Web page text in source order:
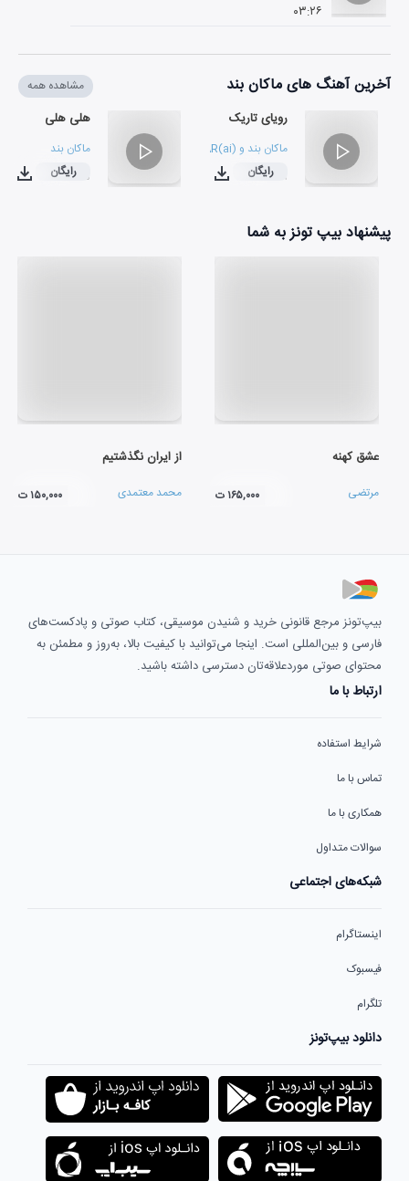
۰۳:۲۶
آخرین آهنگ های ماکان بند مشاهده همه
رویای تاریک
ماکان بند و X.AR(ai)
۰۳:۴۹
رایگان
هلی هلی
ماکان بند
۰۳:۱۵رایگان
پیشنهاد بیپ تونز به شما
عشق کهنه
مرتضی ۱۶۵,۰۰۰ ت
از ایران نگذشتیم
محمد معتمدی ۱۵۰,۰۰۰ ت
بیپ‌تونز مرجع قانونی خرید و شنیدن موسیقی، کتاب صوتی و پادکست‌های
فارسی و بین‌المللی است. اینجا می‌توانید با کیفیت بالا، به‌روز و مطمئن به
محتوای صوتی موردعلاقه‌تان دسترسی داشته باشید.
ارتباط با ما
شرایط استفاده
تماس با ما
همکاری با ما
سوالات متداول
شبکه‌های اجتماعی
اینستاگرام
فیسبوک
تلگرام
دانلود بیپ‌تونز